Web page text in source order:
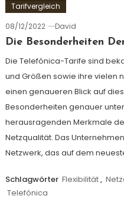
Tarifvergleich
08/12/2022
David
Die Besonderheiten
Die Telefónica-Tarife sind
und Größen sowie ihre vielen
einen genaueren Blick auf
Besonderheiten genauer
herausragenden Merkmale
Netzqualität. Das
Netzwerk, das auf dem
Schlagwörter Flexibilität,
Telefónica